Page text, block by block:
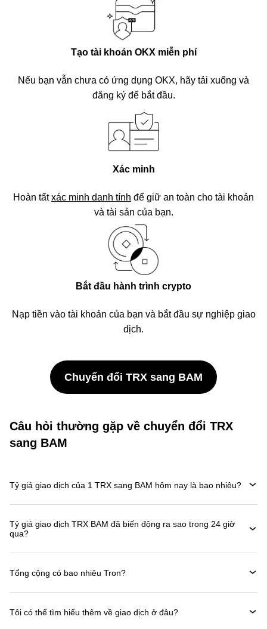
Tạo tài khoản OKX miễn phí
Nếu bạn vẫn chưa có ứng dụng OKX, hãy tải xuống và
đăng ký để bắt đầu.
Xác minh
Hoàn tấtxác minh danh tính để giữ an toàn cho tài khoản
và tài sản của bạn.
Bắt đầu hành trình crypto
Nạp tiền vào tài khoản của bạn và bắt đầu sự nghiệp giao
dịch.
Chuyển đổi TRX sang BAM
Câu hỏi thường gặp về chuyển đổi TRX
sang BAM
Tỷ giá giao dịch của 1 TRX sang BAM hôm nay là bao nhiêu?
Tỷ giá giao dịch TRX BAM đã biến động ra sao trong 24 giờ
qua?
Tổng cộng có bao nhiêu Tron?
Tôi có thể tìm hiểu thêm về giao dịch ở đâu?